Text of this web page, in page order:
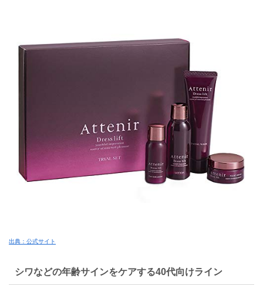
出典：公式サイト
シワなどの年齢サインをケアする40代向けライン